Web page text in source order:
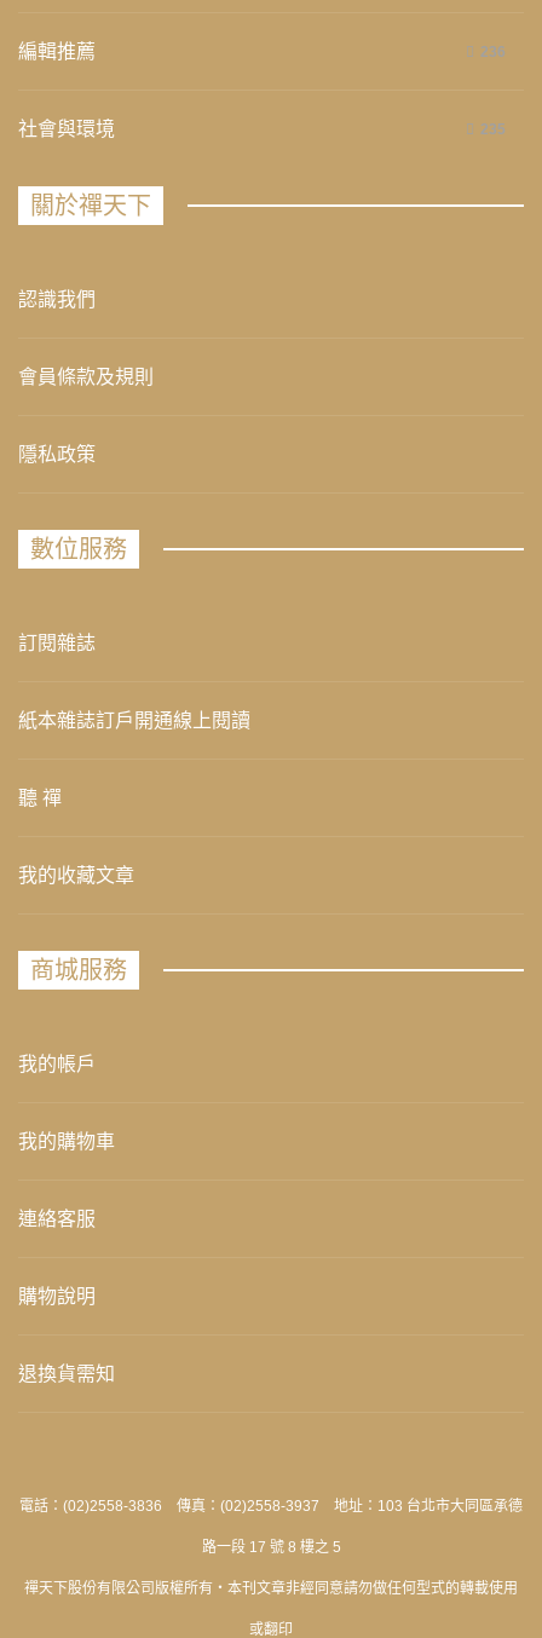
編輯推薦 236
社會與環境 235
關於禪天下
認識我們
會員條款及規則
隱私政策
數位服務
訂閱雜誌
紙本雜誌訂戶開通線上閱讀
聽 禪
我的收藏文章
商城服務
我的帳戶
我的購物車
連絡客服
購物說明
退換貨需知
電話：(02)2558-3836 傳真：(02)2558-3937 地址：103 台北市大同區承德
路一段 17 號 8 樓之 5
禪天下股份有限公司版權所有‧本刊文章非經同意請勿做任何型式的轉載使用
或翻印